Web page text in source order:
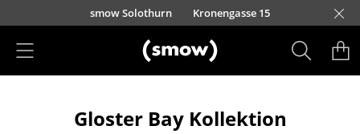
Direkt zum Inhaltsmow Solothurn Kronengasse 15
SitzmöbelGloster Bay Kollektion